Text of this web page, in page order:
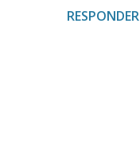
RESPONDER